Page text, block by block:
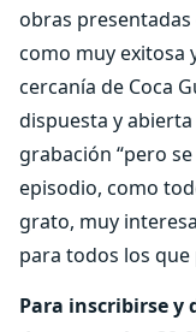
obras
como muy exitosa
cercanía de Coca
dispuesta y
grabación “pero
episodio, como
grato, muy
para todos los
Para inscribirse y